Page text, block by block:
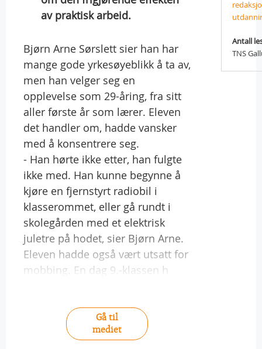
av praktisk arbeid.
Bjørn Arne Sørslett sier han har
mange gode yrkesøyeblikk å ta av,
men han velger seg en
opplevelse som 29-åring, fra sitt
aller første år som lærer. Eleven
det handler om, hadde vansker
med å konsentrere seg.
- Han hørte ikke etter, han fulgte
ikke med. Han kunne begynne å
kjøre en fjernstyrt radiobil i
klasserommet, eller gå rundt i
skolegården med et elektrisk
juletre på hodet, sier Bjørn Arne.
Eleven hadde også vært utsatt for
mobbing. En dag 9.-klassen h
Gå til
mediet
Antall
TNS